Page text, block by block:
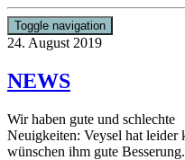
Toggle navigation
24. August 2019
NEWS
Wir haben gute und schlechte
Neuigkeiten: Veysel hat leider
wünschen ihm gute